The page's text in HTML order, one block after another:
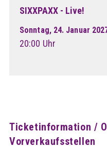
SIXXPAXX - Live!
Sonntag, 24. Januar
20:00 Uhr
Ticketinformation /
Vorverkaufsstellen